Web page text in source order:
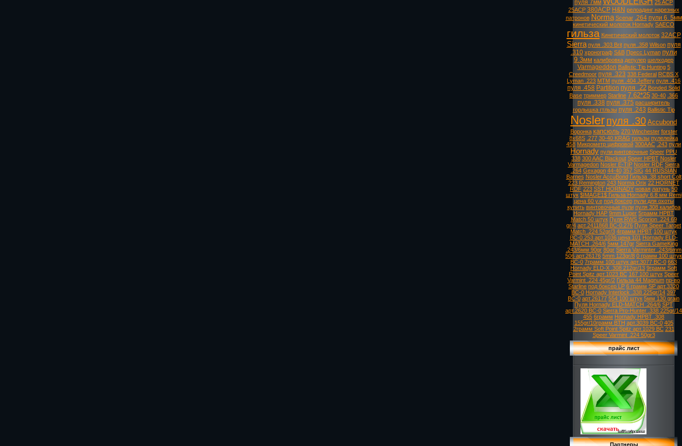
пуля 7мм
25 ACP
25ACP 380ACP H&N релоадинг нарезных
патронов Norma Scenar .264 пули 6. 5мм
кинетический молоток Hornady SAECO
гильза Кинетический молоток 32ACP
Sierra пуля .303 Brit пуля .358 Wilson пуля
.310 хронограф S&B Пресс Lyman пули
9.3мм калибровка депулер шелходер
Varmageddon Ballistic Tip Hunting 5
Creedmoor пуля .323 338 Federal RCBS X
Lyman .223 MTM пуля .404 Jeffery пуля .416
пуля .458 Partition пуля .22 Bonded Solid
Base триммер Starline 7.62*25 30-40 .366
пуля .338 пуля .375 расширитель
горлышка гтльзы пуля .243 Ballistic Tip
Noslerпуля .30 Accubond
Воронка капсюль 270 Winchester forster
8х68S .277 30-40 KRAG гильзы пулелейка
458 Микрометр цифровой 300AAC .243 пули
Hornady пули винтовочные Speer PPU
338 300 AAC Blackout Speer HPBT Nosler
Varmagedon Nosler E-TIP Nosler RDF Sierra
.264 Gexagon 44-40 357 SIG 44 RUSSIAN
Barnes Nosler AccuBond Гильза .38 short Colt
223 Remington 243 Norma Orix 22 HORNET
RDF 223 SST HORNADY новая латунь 50
штук $IMAGE1$ Гильза Hornady 6.8 мм Remi
цена 60 у.е под боксер пули для охоты
купить винтовочные пули пуля 308 калибра
Hornady HAP 9mm Luger 5грамм HPBT
Match 50 штук Пуля RWS Scorion .224 69
gr/4 арт.2411868 ВС-0.276 Пуля Speer Target
Match .224 52gr/3 4грамм HPBT 100 штук
ВС-0.253 арт.1036 цена 101 Hornady ELD-
MATCH .264/6 5мм 147gr Sierra GameKing
.243/6мм 90gr 80gr Sierra Varminter .243/6mm
506 арт.26176 5mm 123gr/8 0 грамм 100 штук
ВС-0 7грамм 100 штук арт.3077 ВС-0 663
Hornady ELD-X .308 212gr/13 9грамм Soft
Point Spitz арт.1023 ВС 167 100 штук Speer
Varmint .224 45gr/2 Гильза 44 Magnum пр-во
Starline под боксер LP 6 грамм SP арт.3320
ВС-0 Hornady Interlock .338 225gr/14 397
ВС-0 арт.26177 554 100 штук 5мм 130 grain
Пуля Hornady ELD-MATCH .264/6 SPT
арт.2620 ВС-0 Sierra Pro-Hunter .338 225gr/14
455 6грамм Hornady HPBT .308
155gr/10грамм BTH арт.3039 ВС-0 405
2грамм Soft Point Spitz арт.1029 ВС 231
Speer Varmint .224 50gr3
прайс лист
Партнеры